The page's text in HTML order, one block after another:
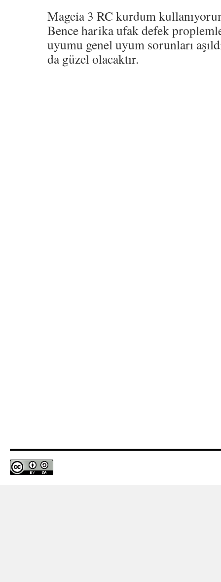
Mageia 3 RC kurdum
Bence harika ufak defek
uyumu genel uyum sorunları
da güzel olacaktır.